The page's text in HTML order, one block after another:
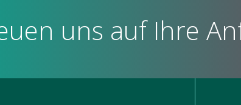
uns auf Ihre